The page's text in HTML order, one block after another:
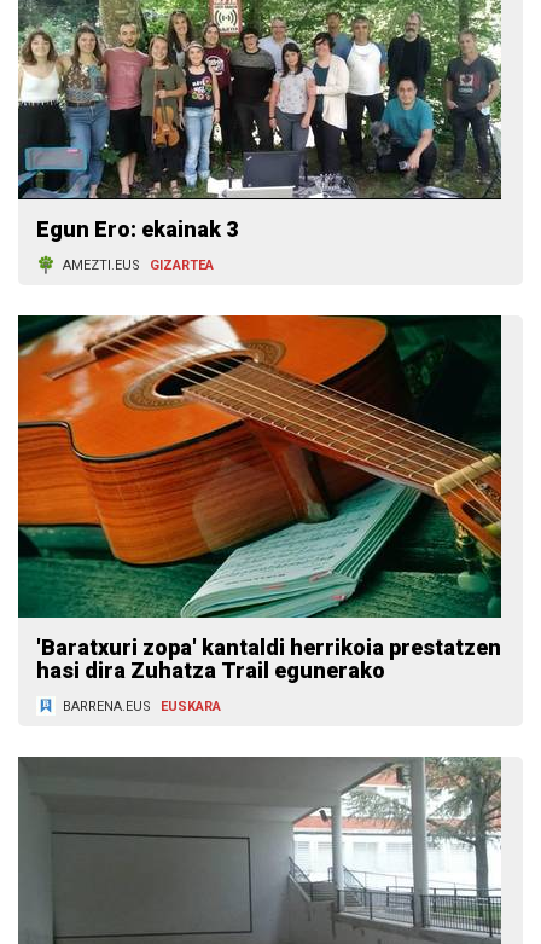
Egun Ero: ekainak 3
AMEZTI.EUS GIZARTEA
'Baratxuri zopa' kantaldi herrikoia prestatzen
hasi dira Zuhatza Trail egunerako
BARRENA.EUS EUSKARA